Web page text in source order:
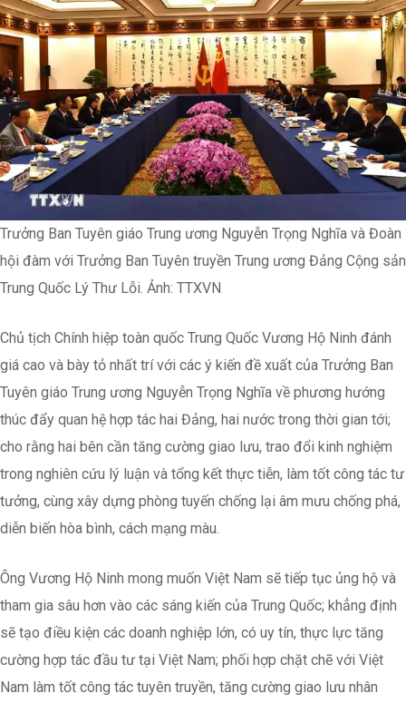
Trưởng Ban Tuyên giáo Trung ương Nguyễn Trọng Nghĩa và Đoàn
hội đàm với Trưởng Ban Tuyên truyền Trung ương Đảng Cộng sản
Trung Quốc Lý Thư Lỗi. Ảnh: TTXVN
Chủ tịch Chính hiệp toàn quốc Trung Quốc Vương Hộ Ninh đánh
giá cao và bày tỏ nhất trí với các ý kiến đề xuất của Trưởng Ban
Tuyên giáo Trung ương Nguyễn Trọng Nghĩa về phương hướng
thúc đẩy quan hệ hợp tác hai Đảng, hai nước trong thời gian tới;
cho rằng hai bên cần tăng cường giao lưu, trao đổi kinh nghiệm
trong nghiên cứu lý luận và tổng kết thực tiễn, làm tốt công tác tư
tưởng, cùng xây dựng phòng tuyến chống lại âm mưu chống phá,
diễn biến hòa bình, cách mạng màu.
Ông Vương Hộ Ninh mong muốn Việt Nam sẽ tiếp tục ủng hộ và
tham gia sâu hơn vào các sáng kiến của Trung Quốc; khẳng định
sẽ tạo điều kiện các doanh nghiệp lớn, có uy tín, thực lực tăng
cường hợp tác đầu tư tại Việt Nam; phối hợp chặt chẽ với Việt
Nam làm tốt công tác tuyên truyền, tăng cường giao lưu nhân